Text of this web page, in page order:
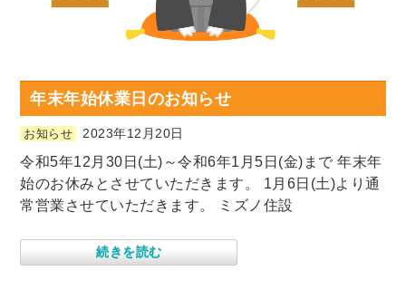
年末年始休業日のお知らせ
お知らせ 2023年12月20日
令和5年12月30日(土)～令和6年1月5日(金)まで 年末年
始のお休みとさせていただきます。 1月6日(土)より通
常営業させていただきます。 ミズノ住設
続きを読む